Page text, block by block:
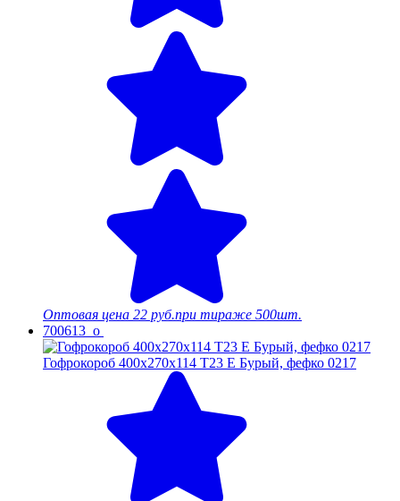
Оптовая цена 22 руб.при тираже 500шт.
700613_o
Гофрокороб 400х270х114 Т23 E Бурый, фефко 0217